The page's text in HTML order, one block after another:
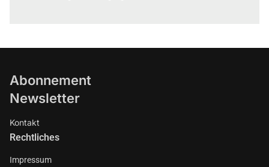
Abonnement
Newsletter
Kontakt
Rechtliches
Impressum